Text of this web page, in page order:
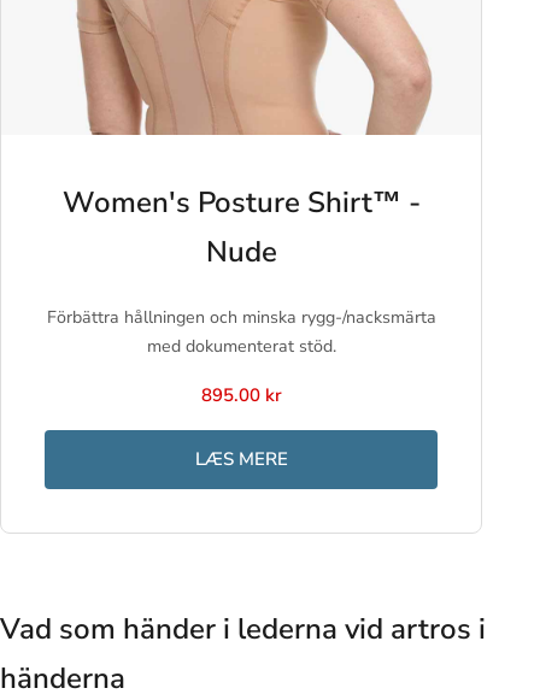
Women's Posture Shirt™ -
Nude
Förbättra hållningen och minska rygg-/nacksmärta
med dokumenterat stöd.
895.00 kr
LÆS MERE
Vad som händer i lederna vid artros i
händerna